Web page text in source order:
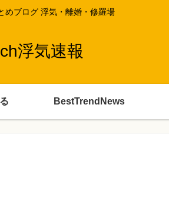
めブログ 浮気・離婚・修羅場
浮気速報
BestTrendNews